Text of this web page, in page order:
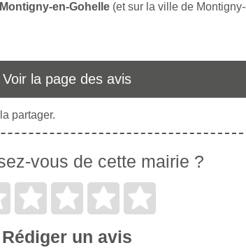
en-Gohelle (et sur la ville de
Voir la page des avis
partager.
vous de cette mairie ?
Rédiger un avis